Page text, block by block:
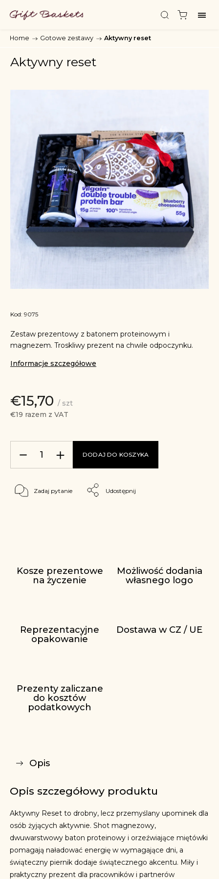
Home / Gotowe zestawy / Aktywny reset
Aktywny reset
Kod: 9075
Zestaw prezentowy z batonem proteinowym i
magnezem. Troskliwy prezent na chwile odpoczynku.
Informacje szczegółowe
€15,70 / szt
€19 razem z VAT
DODAJ DO KOSZYKA
Zadaj pytanie Udostępnij
Kosze prezentowe
na życzenie
Możliwość dodania
własnego logo
Reprezentacyjne
opakowanie
Dostawa w CZ / UE
Prezenty zaliczane
do kosztów
podatkowych
Opis
Opis szczegółowy produktu
Aktywny Reset to drobny, lecz przemyślany upominek dla
osób żyjących aktywnie. Shot magnezowy,
dwuwarstwowy baton proteinowy i orzeźwiające miętówki
pomagają naładować energię w wymagające dni, a
świąteczny piernik dodaje świątecznego akcentu. Miły i
praktyczny prezent dla pracowników i partnerów